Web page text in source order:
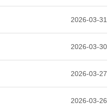
2026-03-31
2026-03-30
2026-03-27
2026-03-26